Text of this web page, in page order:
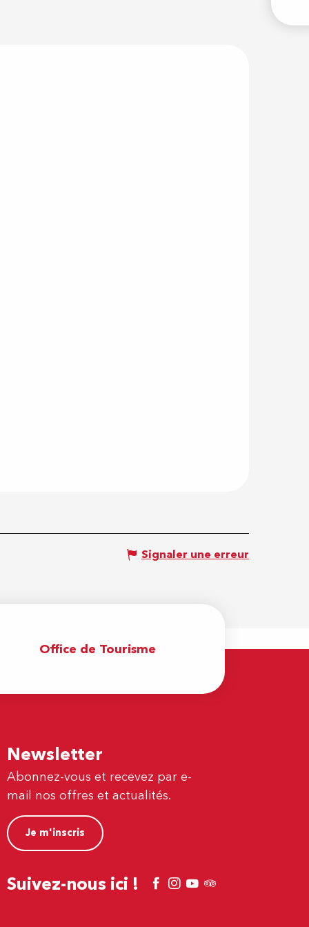
Signaler une erreur
Office de Tourisme
Newsletter
Abonnez-vous et recevez par e-
mail nos offres et actualités.
Je m'inscris
Suivez-nous ici !